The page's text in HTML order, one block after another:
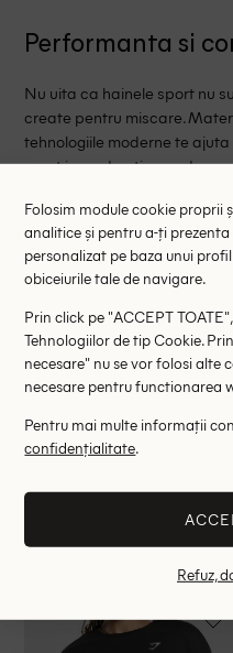
Performanta si
Nu uita ca hainele sport nu
create pentru miscare.
tehnologiile moderne te
sport in mod activ sau doar
- 25%
Colanti Nike, negru
135.00 lei 179.00 lei
Folosim module cookie proprii
analitice și pentru a-ți
personalizat pe baza unui
obiceiurile tale de navigare.
Prin click pe "ACCEPT
Tehnologiilor de tip Cookie.
necesare" nu se vor folosi alte
necesare pentru functionarea
Pentru mai multe informații
confidențialitate.
Refuz,